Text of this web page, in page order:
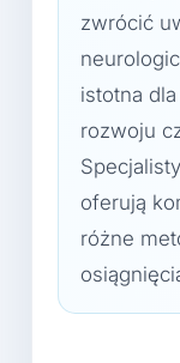
zwrócić
istotna
rozwoju
oferują
różne